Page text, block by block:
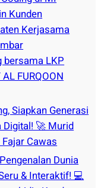
Kunden
Kerjasama
bersama LKP
FURQOON
Siapkan Generasi
Digital! 🚀 Murid
Cawas
Dunia
& Interaktif! 💻